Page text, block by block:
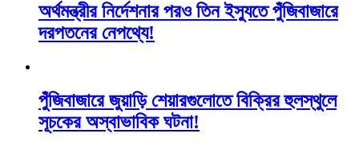
অর্থমন্ত্রীর নির্দেশনার পরও তিন ইস্যুতে পুঁজিবাজারে
দরপতনের নেপথ্যে!
পুঁজিবাজারে জুয়াড়ি শেয়ারগুলোতে বিক্রির হুলস্থুলে
সূচকের অস্বাভাবিক ঘটনা!